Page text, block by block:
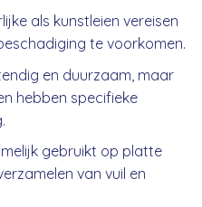
als kunstleien vereisen
te voorkomen.
en duurzaam, maar
hebben specifieke
gebruikt op platte
van vuil en